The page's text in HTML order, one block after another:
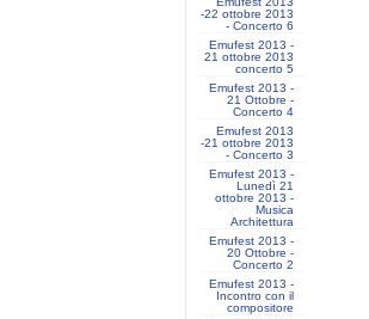
-22 ottobre 2013
- Concerto 6
Emufest 2013 -
21 ottobre 2013
concerto 5
Emufest 2013 -
21 Ottobre -
Concerto 4
Emufest 2013
-21 ottobre 2013
- Concerto 3
Emufest 2013 -
Lunedì 21
ottobre 2013 -
Musica
Architettura
Emufest 2013 -
20 Ottobre -
Concerto 2
Emufest 2013 -
Incontro con il
compositore